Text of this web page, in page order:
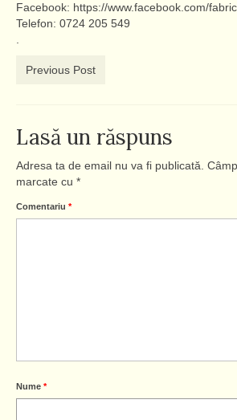
Scoli
Facebook: https://www.facebook.com/
Telefon: 0724 205 549
Previous Post
Lasă un răspuns
Adresa ta de email nu va fi publicată.
marcate cu *
Comentariu *
Nume *